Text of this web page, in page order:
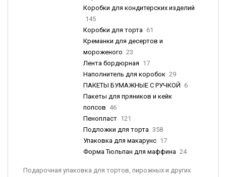
Коробки для кондитерских изделий
145
Коробки для торта 61
Креманки для десертов и
мороженого 23
Лента бордюрная 17
Наполнитель для коробок 29
ПАКЕТЫ БУМАЖНЫЕ С РУЧКОЙ 6
Пакеты для пряников и кейк
попсов 46
Пенопласт 121
Подложки для торта 358
Упаковка для макарунс 17
Форма Тюльпан для маффина 24
Подарочная упаковка для тортов, пирожных и других